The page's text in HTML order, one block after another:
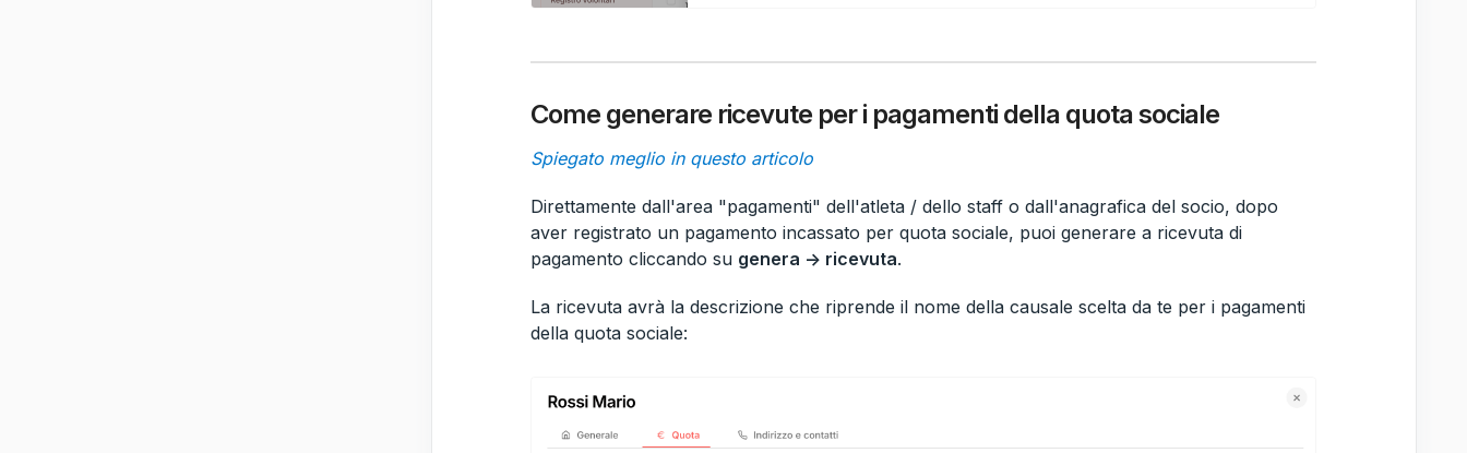
Come generare ricevute per i pagamenti della quota sociale
Spiegato meglio in questo articolo
Direttamente dall'area "pagamenti" dell'atleta / dello staff o dall'anagrafica del socio, dopo
aver registrato un pagamento incassato per quota sociale, puoi generare a ricevuta di
pagamento cliccando su genera -> ricevuta.
La ricevuta avrà la descrizione che riprende il nome della causale scelta da te per i pagamenti
della quota sociale: